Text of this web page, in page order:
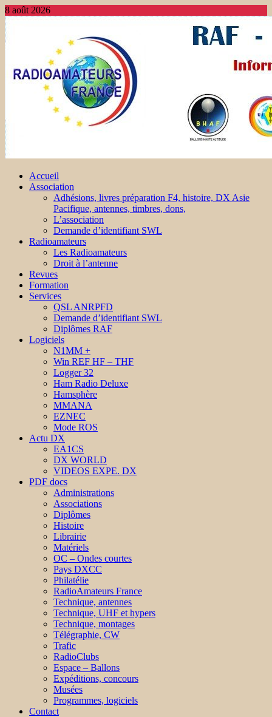
8 août 2026
Accueil
Association
Adhésions, livres préparation F4, histoire, DX Asie
Pacifique, antennes, timbres, dons,
L’association
Demande d’identifiant SWL
Radioamateurs
Les Radioamateurs
Droit à l’antenne
Revues
Formation
Services
QSL ANRPFD
Demande d’identifiant SWL
Diplômes RAF
Logiciels
N1MM +
Win REF HF – THF
Logger 32
Ham Radio Deluxe
Hamsphère
MMANA
EZNEC
Mode ROS
Actu DX
EA1CS
DX WORLD
VIDEOS EXPE. DX
PDF docs
Administrations
Associations
Diplômes
Histoire
Librairie
Matériels
OC – Ondes courtes
Pays DXCC
Philatélie
RadioAmateurs France
Technique, antennes
Technique, UHF et hypers
Technique, montages
Télégraphie, CW
Trafic
RadioClubs
Espace – Ballons
Expéditions, concours
Musées
Programmes, logiciels
Contact